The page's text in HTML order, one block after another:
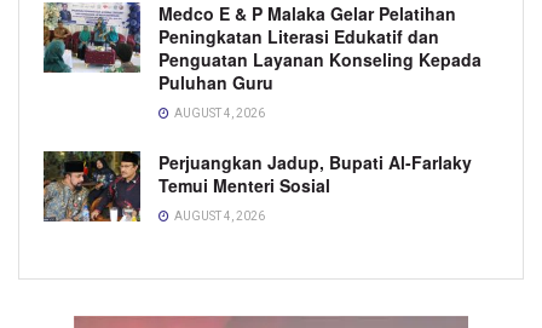
Medco E & P Malaka Gelar Pelatihan
Peningkatan Literasi Edukatif dan
Penguatan Layanan Konseling Kepada
Puluhan Guru
AUGUST 4, 2026
Perjuangkan Jadup, Bupati Al-Farlaky
Temui Menteri Sosial
AUGUST 4, 2026